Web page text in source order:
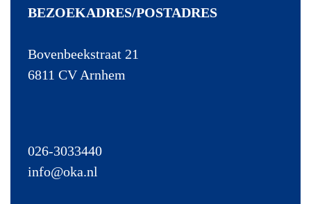
BEZOEKADRES/POSTADRES
Bovenbeekstraat 21
6811 CV Arnhem
026-3033440
info@oka.nl